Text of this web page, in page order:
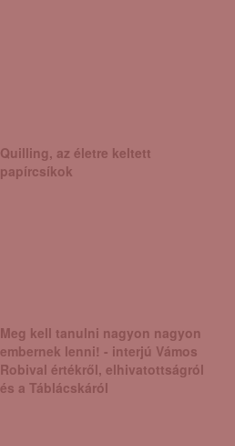
Quilling, az életre keltett
papírcsíkok
Meg kell tanulni nagyon nagyon
embernek lenni! - interjú Vámos
Robival értékről, elhivatottságról
és a Táblácskáról